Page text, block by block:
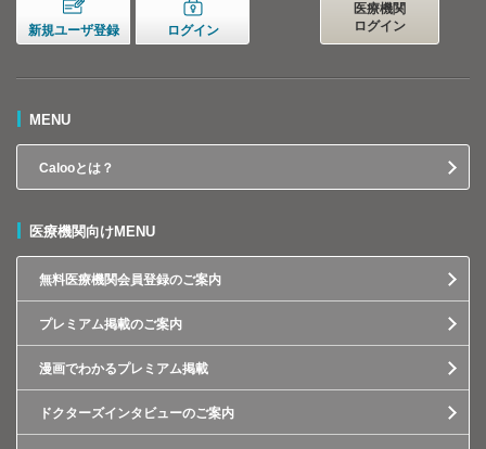
新規ユーザ登録 ログイン
医療機関
ログイン
MENU
Calooとは？
医療機関向けMENU
無料医療機関会員登録のご案内
プレミアム掲載のご案内
漫画でわかるプレミアム掲載
ドクターズインタビューのご案内